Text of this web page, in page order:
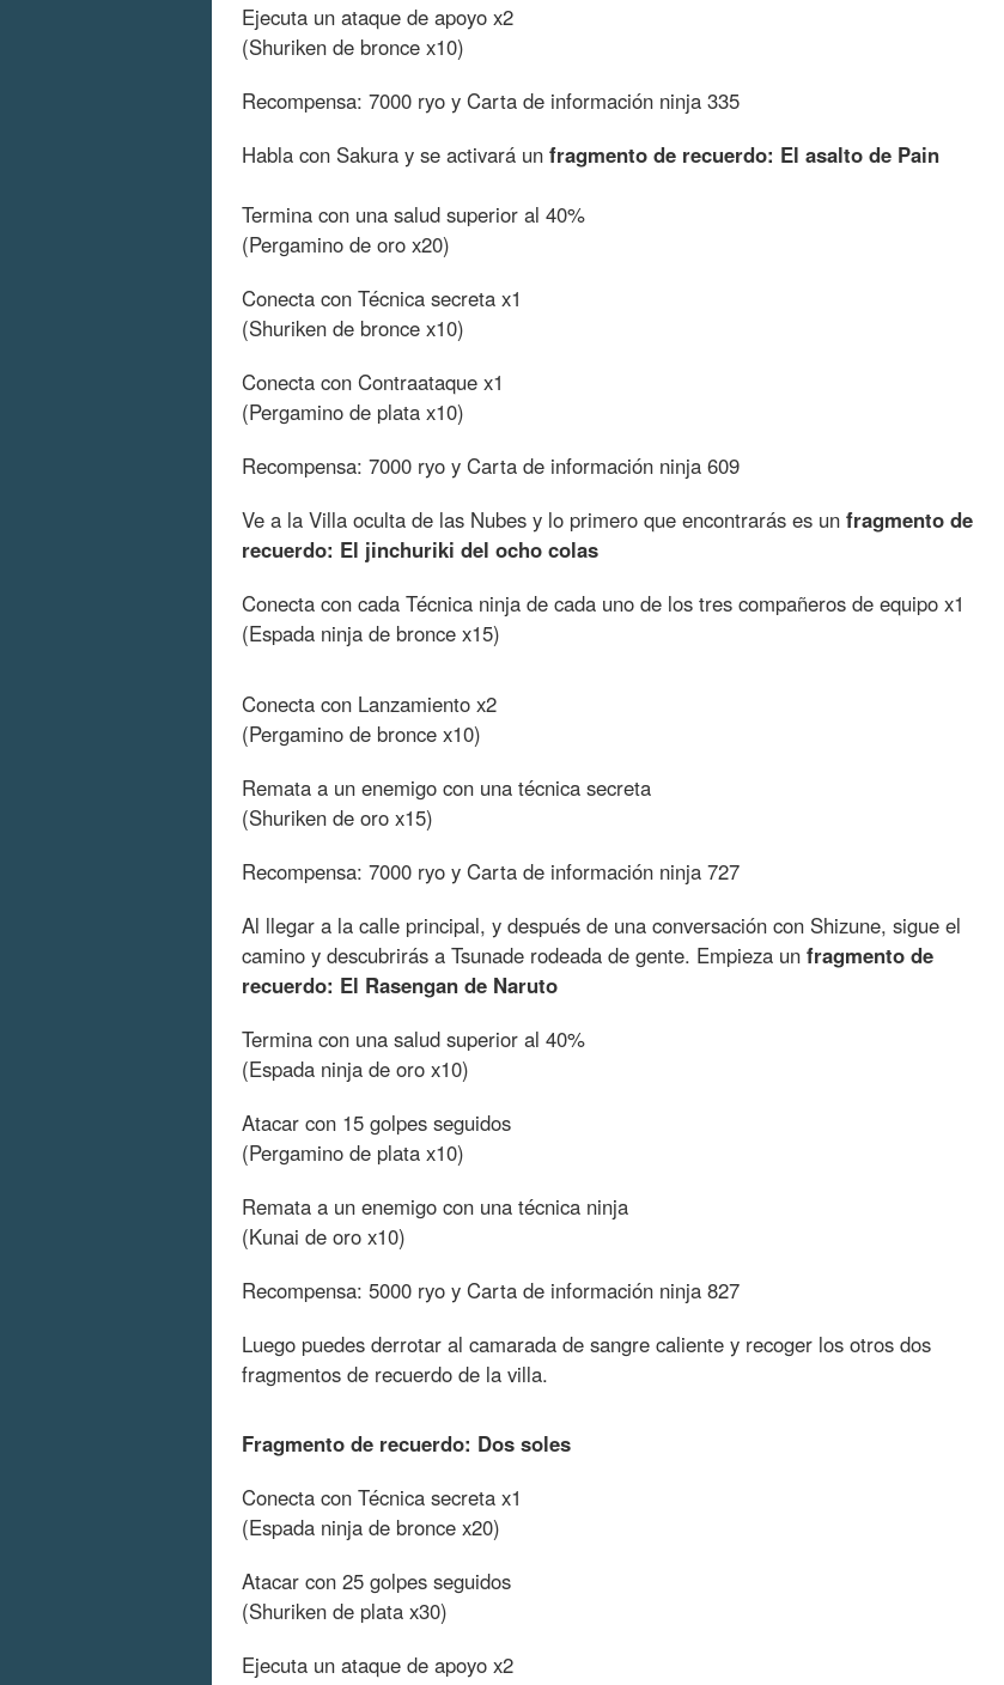
Ejecuta un ataque de apoyo x2
(Shuriken de bronce x10)
Recompensa: 7000 ryo y Carta de información ninja 335
Habla con Sakura y se activará un fragmento de recuerdo: El asalto de Pain
Termina con una salud superior al 40%
(Pergamino de oro x20)
Conecta con Técnica secreta x1
(Shuriken de bronce x10)
Conecta con Contraataque x1
(Pergamino de plata x10)
Recompensa: 7000 ryo y Carta de información ninja 609
Ve a la Villa oculta de las Nubes y lo primero que encontrarás es un fragmento de
recuerdo: El jinchuriki del ocho colas
Conecta con cada Técnica ninja de cada uno de los tres compañeros de equipo x1
(Espada ninja de bronce x15)
Conecta con Lanzamiento x2
(Pergamino de bronce x10)
Remata a un enemigo con una técnica secreta
(Shuriken de oro x15)
Recompensa: 7000 ryo y Carta de información ninja 727
Al llegar a la calle principal, y después de una conversación con Shizune, sigue el
camino y descubrirás a Tsunade rodeada de gente. Empieza un fragmento de
recuerdo: El Rasengan de Naruto
Termina con una salud superior al 40%
(Espada ninja de oro x10)
Atacar con 15 golpes seguidos
(Pergamino de plata x10)
Remata a un enemigo con una técnica ninja
(Kunai de oro x10)
Recompensa: 5000 ryo y Carta de información ninja 827
Luego puedes derrotar al camarada de sangre caliente y recoger los otros dos
fragmentos de recuerdo de la villa.
Fragmento de recuerdo: Dos soles
Conecta con Técnica secreta x1
(Espada ninja de bronce x20)
Atacar con 25 golpes seguidos
(Shuriken de plata x30)
Ejecuta un ataque de apoyo x2